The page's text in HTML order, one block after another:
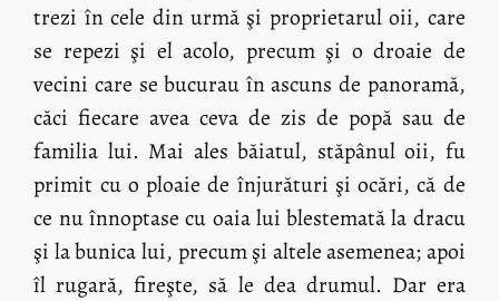
trezi în cele din urmă şi proprietarul oii, care
se repezi şi el acolo, precum şi o droaie de
vecini care se bucurau în ascuns de panoramă,
căci fiecare avea ceva de zis de popă sau de
familia lui. Mai ales băiatul, stăpânul oii, fu
primit cu o ploaie de înjurături şi ocări, că de
ce nu înnoptase cu oaia lui blestemată la dracu
şi la bunica lui, precum şi altele asemenea; apoi
îl rugară, fireşte, să le dea drumul. Dar era